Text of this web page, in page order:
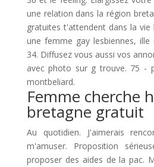
une relation dans la région
gratuites t'attendent dans la
une femme gay lesbiennes,
34. Diffusez vous aussi vos
avec photo sur g trouve. 75 -
montbeliard.
Femme cherche
bretagne gratuit
Au quotidien. J'aimerais
m'amuser. Proposition
proposer des aides de la pac.